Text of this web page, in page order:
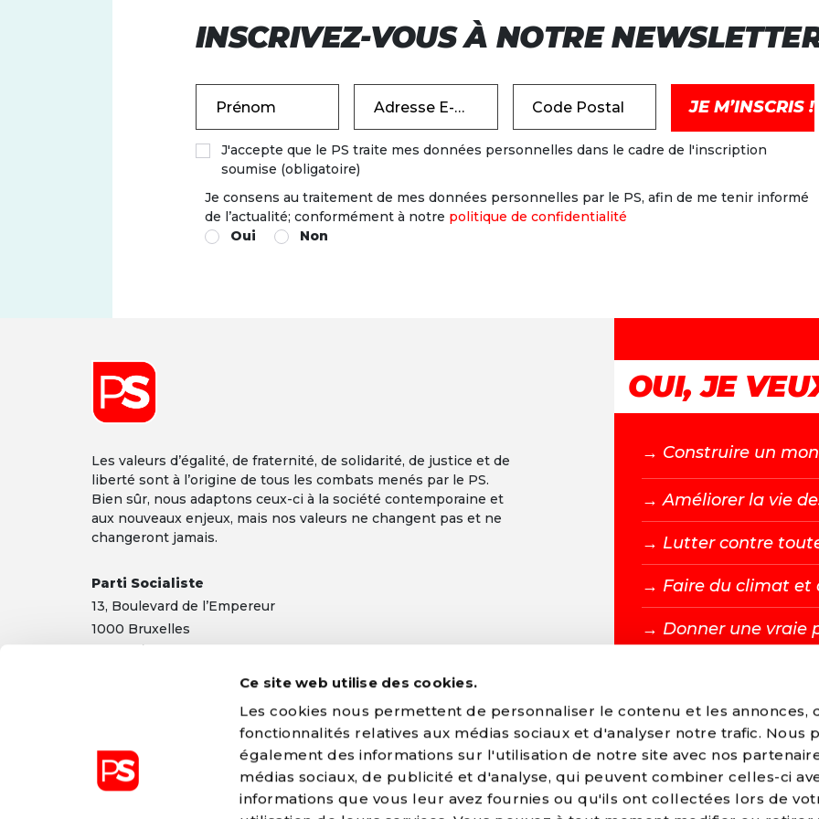
Ce site web utilise des cookies.
Les cookies nous permettent de personnaliser le contenu et les annonces,
fonctionnalités relatives aux médias sociaux et d'analyser notre trafic. Nous
également des informations sur l'utilisation de notre site avec nos
médias sociaux, de publicité et d'analyse, qui peuvent combiner celles-ci
informations que vous leur avez fournies ou qu'ils ont collectées lors de
INSCRIVEZ-VOUS À NOTRE
Prénom Adresse E-mail Code Postal
J'accepte que le PS traite mes données personnelles dans le cadre de l'inscription
soumise (obligatoire)
Je consens au traitement de mes données personnelles par le PS, afin de me tenir informé
de l’actualité; conformément à notre politique de confidentialité
Oui
Non
Les valeurs d’égalité, de fraternité, de solidarité, de justice et de
liberté sont à l’origine de tous les combats menés par le PS.
Bien sûr, nous adaptons ceux-ci à la société contemporaine et
aux nouveaux enjeux, mais nos valeurs ne changent pas et ne
changeront jamais.
Parti Socialiste
13, Boulevard de l’Empereur
1000 Bruxelles
Mentions légales Confidentialité
Le Parti Socialiste est membre du Parti Socialiste
OUI, JE
→ Construire un
→ Améliorer la vie
→ Lutter contre
→ Faire du climat et
→ Donner une vraie